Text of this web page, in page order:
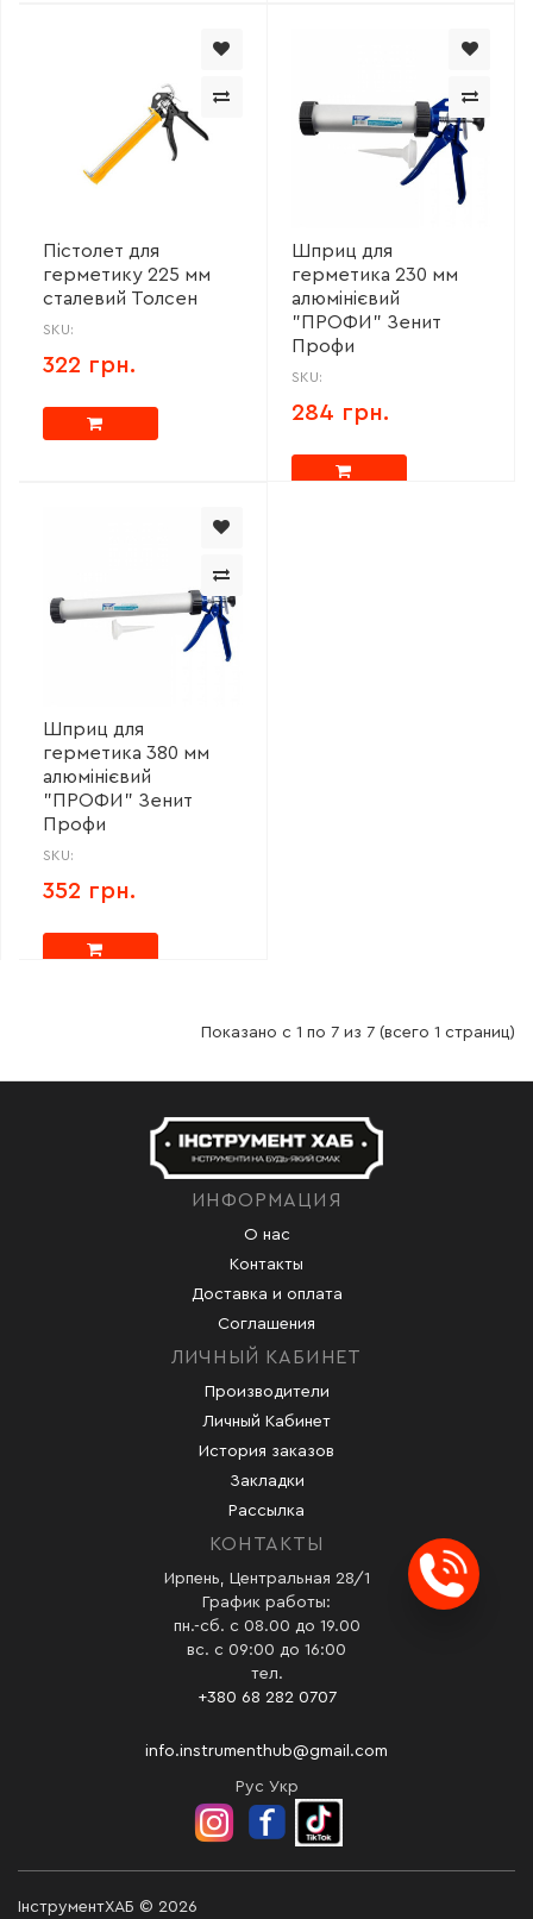
Пістолет для
герметику 225 мм
сталевий Толсен
SKU:
322 грн.
Шприц для
герметика 230 мм
алюмінієвий
"ПРОФИ" Зенит
Профи
SKU:
284 грн.
Шприц для
герметика 380 мм
алюмінієвий
"ПРОФИ" Зенит
Профи
SKU:
352 грн.
Показано с 1 по 7 из 7 (всего 1 страниц)
ИНФОРМАЦИЯ
О нас
Контакты
Доставка и оплата
Соглашения
ЛИЧНЫЙ КАБИНЕТ
Производители
Личный Кабинет
История заказов
Закладки
Рассылка
КОНТАКТЫ
Ирпень, Центральная 28/1
График работы:
пн.-сб. с 08.00 до 19.00
вс. с 09:00 до 16:00
тел.
+380 68 282 0707
info.instrumenthub@gmail.com
Рус Укр
ІнструментХАБ © 2026